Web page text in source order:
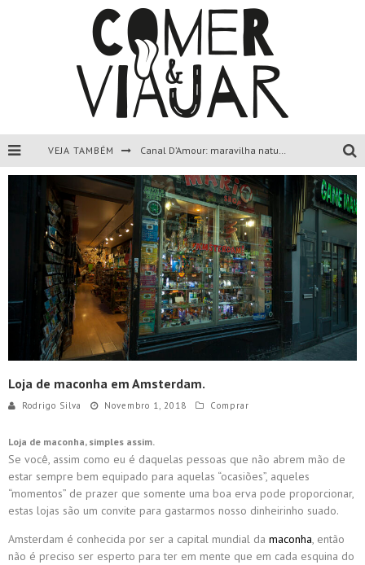
VEJA TAMBÉM Canal D’Amour: maravilha natural de Corfu, Grécia.
Liapades Beach, Corfu, Grécia.
Paleokastritsa, Corfu, Grécia.
Loja de maconha em Amsterdam.
Rodrigo Silva Novembro 1, 2018 Comprar
Loja de maconha, simples assim.
Se você, assim como eu é daquelas pessoas que não abrem mão de
estar sempre bem equipado para aquelas “ocasiões”, aqueles
“momentos” de prazer que somente uma boa erva pode proporcionar,
estas lojas são um convite para gastarmos nosso dinheirinho suado.
Amsterdam é conhecida por ser a capital mundial da maconha, então
não é preciso ser esperto para ter em mente que em cada esquina do